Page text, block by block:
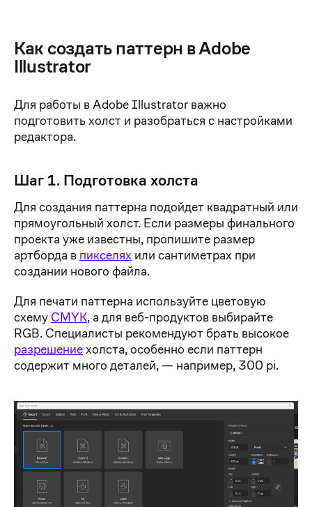
Как создать паттерн в Adobe
Illustrator
Для работы в Adobe Illustrator важно
подготовить холст и разобраться с настройками
редактора.
Шаг 1. Подготовка холста
Для создания паттерна подойдет квадратный или
прямоугольный холст. Если размеры финального
проекта уже известны, пропишите размер
артборда в пикселях или сантиметрах при
создании нового файла.
Для печати паттерна используйте цветовую
схему CMYK, а для веб-продуктов выбирайте
RGB. Специалисты рекомендуют брать высокое
разрешениехолста, особенно если паттерн
содержит много деталей, — например, 300 pi.